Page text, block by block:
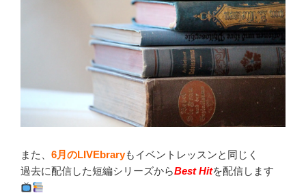
また、 6月のLIVEbraryもイベントレッスンと同じく
過去に配信した短編シリーズからBest Hitを配信します